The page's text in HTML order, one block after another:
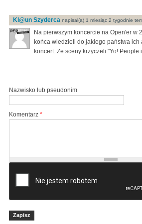
Kl@un Szyderca napisal(a) 1 miesiąc 2 tygodnie
Na pierwszym koncercie na Open'er w
końca wiedzieli do jakiego państwa ich
koncert. Ze sceny krzyczeli "Yo! People
Nazwisko lub pseudonim
Komentarz *